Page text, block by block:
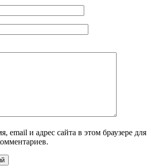
email и адрес сайта в этом браузере для